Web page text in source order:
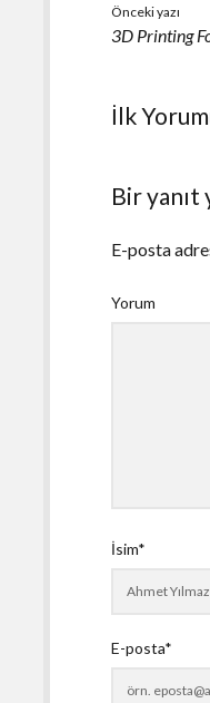
Önceki yazı
3D Printing
İlk
Bir yanıt
E-posta
Yorum
İsim*
E-posta*